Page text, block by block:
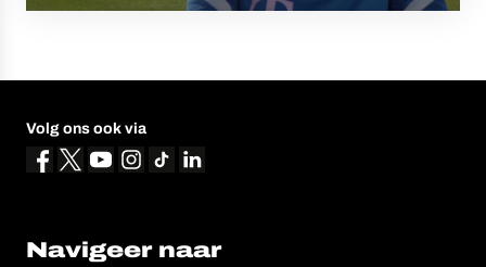
Volg ons ook via
Navigeer naar